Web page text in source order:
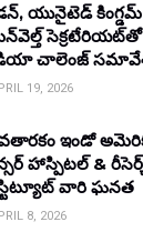
యునైటెడ్
సెక్రటేరియట్‌తో
చాలెంజ్
19, 2026
ఇండో
హాస్పిటల్ &
వారి ఘనత
8, 2026